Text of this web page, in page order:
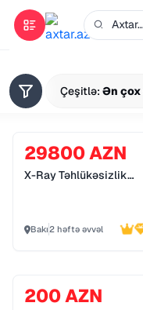
Çeşitlə: Ən çox
29800 AZN
X-Ray Təhlükəsizlik
Bakı2 həftə əvvəl
200 AZN